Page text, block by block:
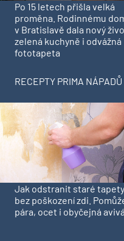
Po 15 letech přišla velká
proměna. Rodinnému
v Bratislavě dala nový
zelená kuchyně i odvážná
fototapeta
RECEPTY PRIMA NÁPADŮ
Jak odstranit staré tapety
bez poškození zdi.
pára, ocet i obyčejná